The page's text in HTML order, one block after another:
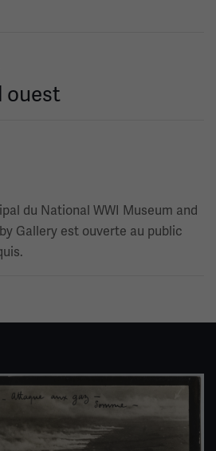
ouest
du National WWI Museum and
Gallery est ouverte au public